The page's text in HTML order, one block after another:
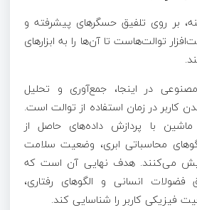
بر روی تلفیق حسگرهای پیشرفته و
توالت‌هاست تا آن‌ها را به ابزارهای
در اینجا، جمع‌آوری و تحلیل
کاربر در زمان استفاده از توالت است.
ماشین با پردازش داده‌های حاصل از
محاسباتی ابری، وضعیت سلامت
می‌کنند. هدف نهایی آن است که
فضولات انسانی و الگوهای رفتاری،
فیزیکی کاربر را شناسایی کند.